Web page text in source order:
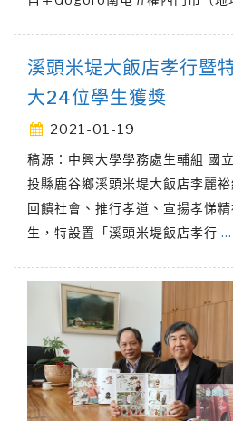
溪頭米堤大飯店孝行暨
大24位學生獲獎
2021-01-19
稿源：中興大學學務處生輔組 國
投縣鹿谷鄉溪頭米堤大飯店李麗
回饋社會、推行孝道、宣揚孝悌
生，特設置「溪頭米堤飯店孝行 …